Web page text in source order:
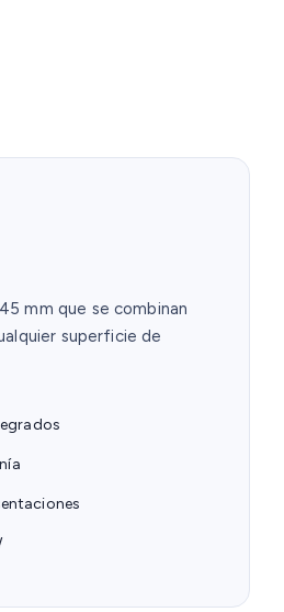
mm que se combinan
superficie de